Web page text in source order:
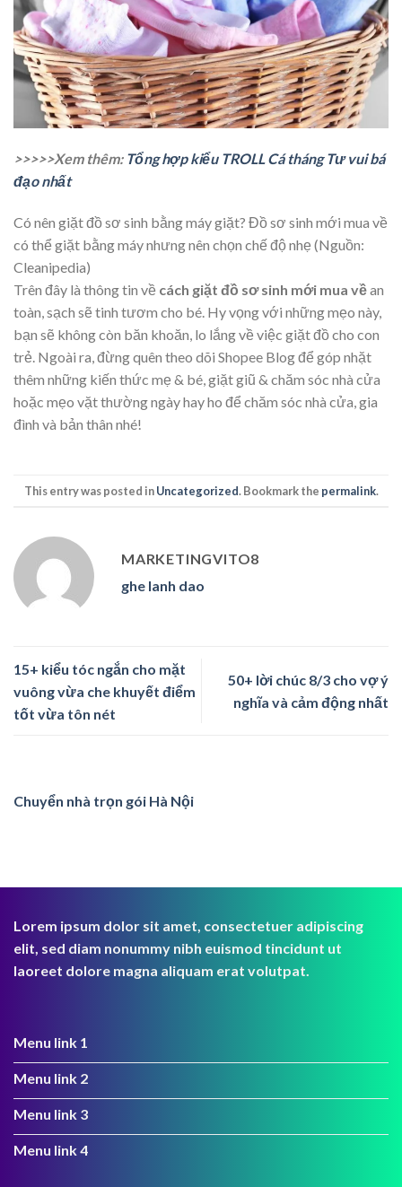
>>>>>Xem thêm: Tổng hợp kiểu TROLL Cá tháng Tư vui bá
đạo nhất
Có nên giặt đồ sơ sinh bằng máy giặt? Đồ sơ sinh mới mua về
có thể giặt bằng máy nhưng nên chọn chế độ nhẹ (Nguồn:
Cleanipedia)
Trên đây là thông tin về cách giặt đồ sơ sinh mới mua vềan
toàn, sạch sẽ tinh tươm cho bé. Hy vọng với những mẹo này,
bạn sẽ không còn băn khoăn, lo lắng về việc giặt đồ cho con
trẻ. Ngoài ra, đừng quên theo dõi Shopee Blog để góp nhặt
thêm những kiến thức mẹ & bé, giặt giũ & chăm sóc nhà cửa
hoặc mẹo vặt thường ngày hay ho để chăm sóc nhà cửa, gia
đình và bản thân nhé!
This entry was posted inUncategorized. Bookmark the permalink.
MARKETINGVITO8
ghe lanh dao
15+ kiểu tóc ngắn cho mặt
vuông vừa che khuyết điểm
tốt vừa tôn nét
50+ lời chúc 8/3 cho vợ ý
nghĩa và cảm động nhất
Chuyển nhà trọn gói Hà Nội
Lorem ipsum dolor sit amet, consectetuer adipiscing
elit, sed diam nonummy nibh euismod tincidunt ut
laoreet dolore magna aliquam erat volutpat.
Menu link 1
Menu link 2
Menu link 3
Menu link 4